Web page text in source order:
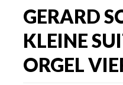
GERARD
KLEINE
ORGEL